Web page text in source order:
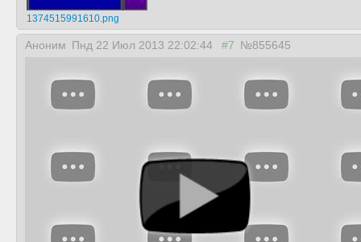
1374515991610.png
Аноним Пнд 22 Июл 2013 22:02:44 #7 №855645